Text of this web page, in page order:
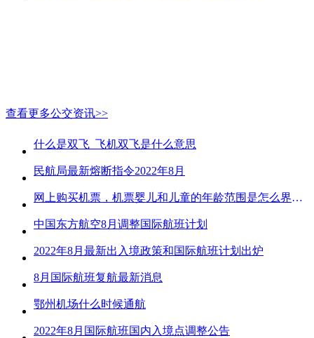
查看更多公交资讯>>
什么是双飞_飞机双飞是什么意思
民航局最新熔断指令2022年8月
网上购买机票，机票婴儿和儿童的年龄范围是怎么界定的？
中国东方航空8月调整国际航班计划
2022年8月最新出入境政策和国际航班计划出炉
8月国际航班复航最新消息
鄂州机场什么时候通航
2022年8月国际航班国内入境点调整公告